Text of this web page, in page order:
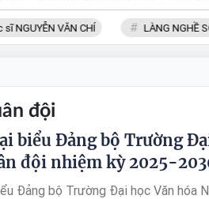
VĂN CHÍ LÀNG NGHỀ
đội
biểu Đảng bộ Trường
đội nhiệm kỳ 2025-
Đảng bộ Trường Đại học Văn hóa